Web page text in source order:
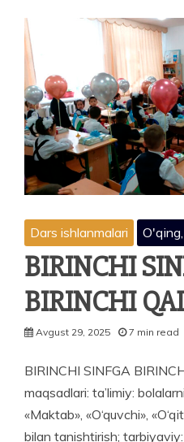
Dars ishlanmalari
BIRINCHI
BIRINCHI
Avgust 29, 2025 7 min read
BIRINCHI SINFGA
maqsadlari: ta’limiy:
«Maktab», «O‘quv­chi»,
bilan tanishtirish;